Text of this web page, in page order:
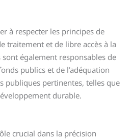
à respecter les principes de
traitement et de libre accès à la
également responsables de
publics et de l’adéquation
publiques pertinentes, telles que
durable.
crucial dans la précision